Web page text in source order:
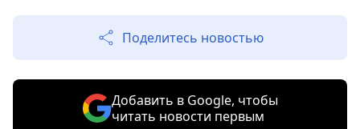
Поделитесь новостью
Добавить в Google, чтобы
читать новости первым